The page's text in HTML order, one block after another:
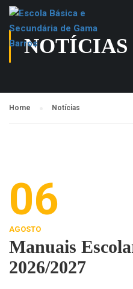
NOTÍCIAS
Home Notícias
06
AGOSTO
Manuais
2026/2027